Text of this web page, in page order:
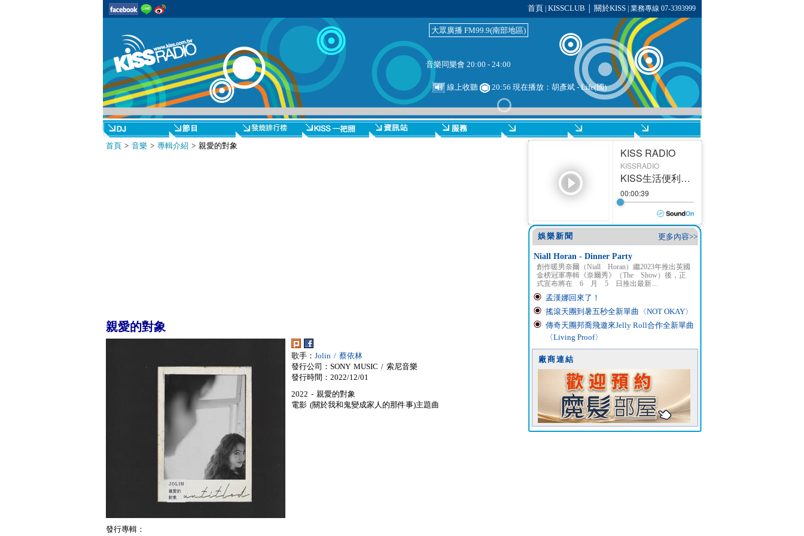
首頁 KISSCLUB 關於KISS| 業務專線 07-3393999
大眾廣播 FM99.9(南部地區)
音樂同樂會 20:00 - 24:00
線上收聽 20:56 現在播放： 胡彥斌- Life(國)
首頁> 音樂> 專輯介紹 > 親愛的對象
親愛的對象
歌手： Jolin / 蔡依林
發行公司：SONY MUSIC / 索尼音樂
發行時間：2022/12/01
2022 - 親愛的對象
電影 (關於我和鬼變成家人的那件事)主題曲
發行專輯：
更多內容>>
娛樂新聞
Niall Horan - Dinner Party
創作暖男奈爾（Niall Horan）繼2023年推出英國
金榜冠軍專輯《奈爾秀》（The Show）後，正
式宣布將在 6 月 5 日推出最新...
孟漢娜回來了！
搖滾天團到暑五秒全新單曲〈NOT OKAY〉
傳奇天團邦喬飛邀來Jelly Roll合作全新單曲
〈Living Proof〉
廠商連結